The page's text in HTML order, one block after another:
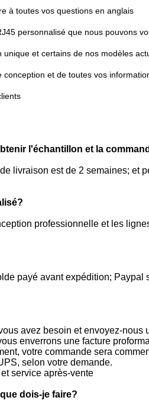
à toutes vos questions en anglais
personnalisé que nous pouvons
et certains de nos modèles
et de toutes vos
l'échantillon et la
livraison est de 2 semaines;
professionnelle et les
payé avant expédition;
avez besoin et envoyez-
enverrons une facture
votre commande sera
selon votre demande.
service après-vente
dois-je faire?